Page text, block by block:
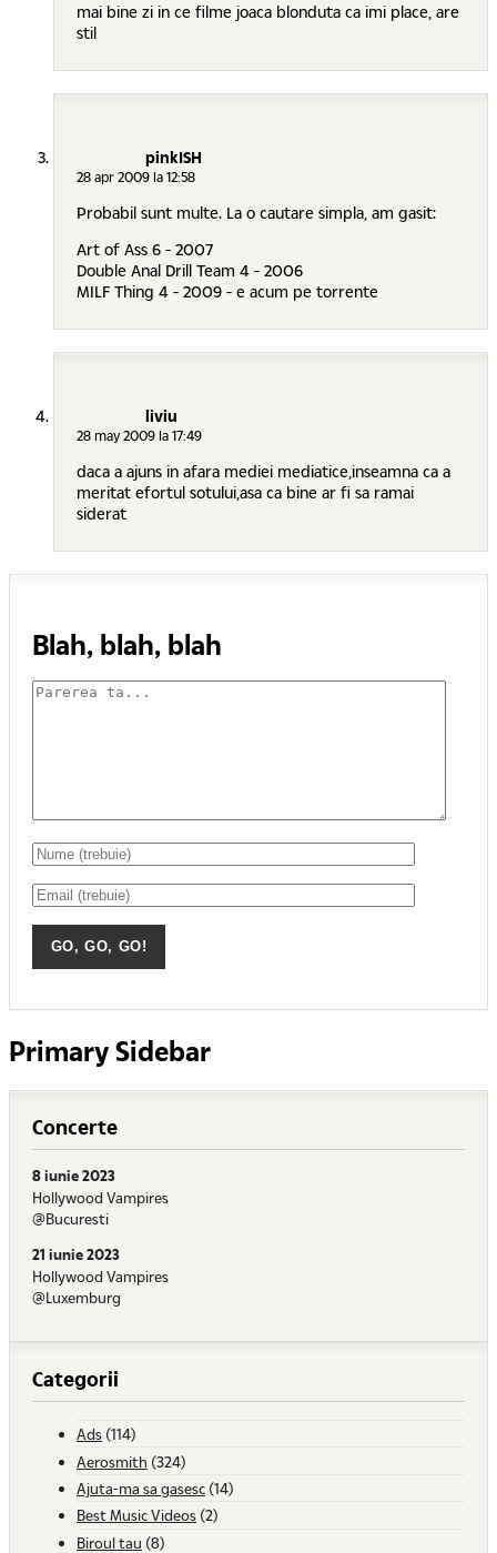
mai bine zi in ce filme joaca blonduta ca imi place, are
stil
pinkISH
28 apr 2009 la 12:58
Probabil sunt multe. La o cautare simpla, am gasit:
Art of Ass 6 - 2007
Double Anal Drill Team 4 - 2006
MILF Thing 4 - 2009 - e acum pe torrente
liviu
28 may 2009 la 17:49
daca a ajuns in afara mediei mediatice,inseamna ca a
meritat efortul sotului,asa ca bine ar fi sa ramai
siderat
Blah, blah, blah
Primary Sidebar
Concerte
8 iunie 2023
Hollywood Vampires
@Bucuresti
21 iunie 2023
Hollywood Vampires
@Luxemburg
Categorii
Ads (114)
Aerosmith (324)
Ajuta-ma sa gasesc (14)
Best Music Videos (2)
Biroul tau (8)